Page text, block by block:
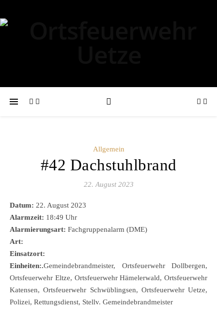
Allgemein
#42 Dachstuhlbrand
22. August 2023
Datum: 22. August 2023
Alarmzeit: 18:49 Uhr
Alarmierungsart: Fachgruppenalarm (DME)
Art:
Einsatzort:
Einheiten:.Gemeindebrandmeister, Ortsfeuerwehr Dollbergen,
Ortsfeuerwehr Eltze, Ortsfeuerwehr Hämelerwald, Ortsfeuerwehr
Katensen, Ortsfeuerwehr Schwüblingsen, Ortsfeuerwehr Uetze,
Polizei, Rettungsdienst, Stellv. Gemeindebrandmeister